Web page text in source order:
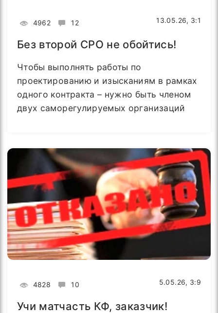
4962 12 13.05.26, 3:1
Без второй СРО не обойтись!
Чтобы выполнять работы по
проектированию и изысканиям в рамках
одного контракта – нужно быть членом
двух саморегулируемых организаций
4828 10 5.05.26, 3:9
Учи матчасть КФ, заказчик!